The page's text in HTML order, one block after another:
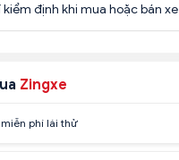
kiểm định khi mua hoặc bán xe
Zingxe
phí lái thử